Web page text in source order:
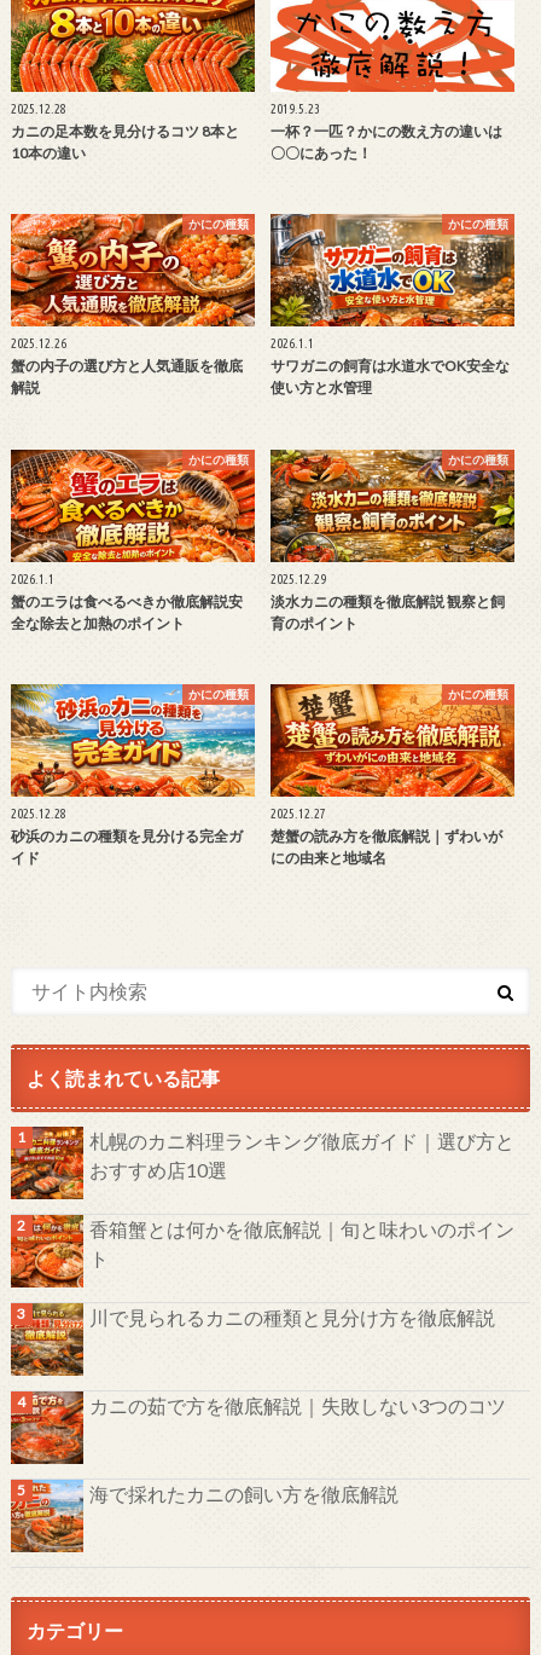
2025.12.28
カニの足本数を見分けるコツ 8本と
10本の違い
2019.5.23
一杯？一匹？かにの数え方の違いは
〇〇にあった！
かにの種類
2025.12.26
蟹の内子の選び方と人気通販を徹底
解説
かにの種類
2026.1.1
サワガニの飼育は水道水でOK安全な
使い方と水管理
かにの種類
2026.1.1
蟹のエラは食べるべきか徹底解説安
全な除去と加熱のポイント
かにの種類
2025.12.29
淡水カニの種類を徹底解説 観察と飼
育のポイント
かにの種類
2025.12.28
砂浜のカニの種類を見分ける完全ガ
イド
かにの種類
2025.12.27
楚蟹の読み方を徹底解説｜ずわいが
にの由来と地域名
よく読まれている記事
札幌のカニ料理ランキング徹底ガイド｜選び方と
おすすめ店10選
香箱蟹とは何かを徹底解説｜旬と味わいのポイン
ト
川で見られるカニの種類と見分け方を徹底解説
カニの茹で方を徹底解説｜失敗しない3つのコツ
海で採れたカニの飼い方を徹底解説
カテゴリー